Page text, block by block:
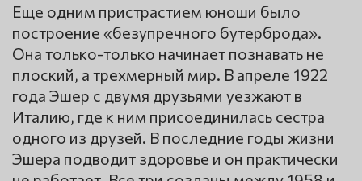
Еще одним пристрастием юноши было
построение «безупречного бутерброда».
Она только-только начинает познавать не
плоский, а трехмерный мир. В апреле 1922
года Эшер с двумя друзьями уезжают в
Италию, где к ним присоединилась сестра
одного из друзей. В последние годы жизни
Эшера подводит здоровье и он практически